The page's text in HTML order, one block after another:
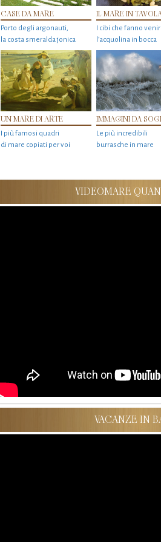
CASE DA MARE
Porto degli argonauti,
la costa smeralda jonica
IL MARE IN
I cibi che fanno
l’acquolina in bocca
UN MARE DI ARTE
I più famosi quadri
di mare copiati per voi
IMMAGINI DA
Le più incredibili
burrasche in mare
VIDEOMARE
VACANZE IN